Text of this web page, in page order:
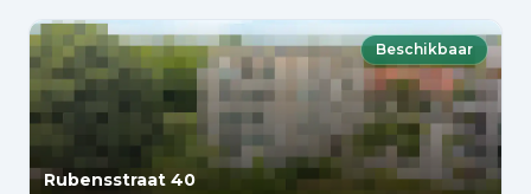
Beschikbaar
Rubensstraat 40